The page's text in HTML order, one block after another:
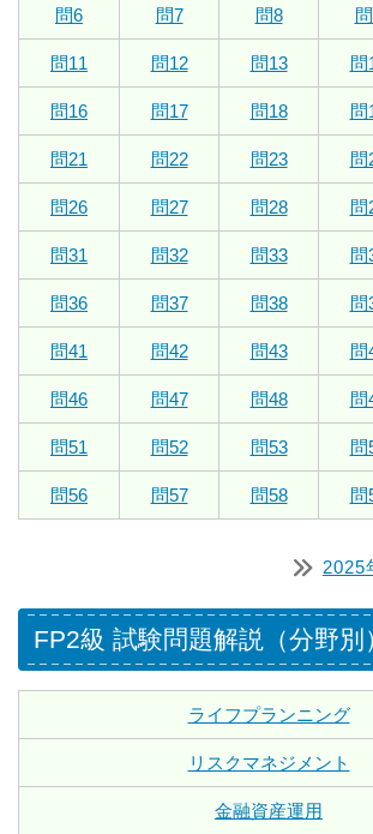
問6 問7 問8
問11 問12 問13 問
問16 問17 問18 問
問21 問22 問23 問
問26 問27 問28 問
問31 問32 問33 問
問36 問37 問38 問
問41 問42 問43 問
問46 問47 問48 問
問51 問52 問53 問
問56 問57 問58 問
2025
FP2級 試験問題解説（分野別
ライフプランニング
リスクマネジメント
金融資産運用